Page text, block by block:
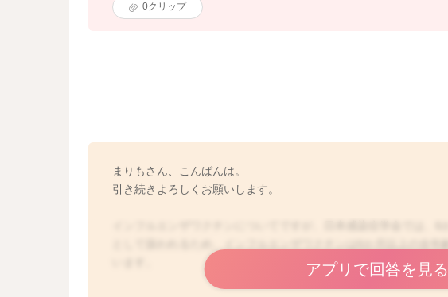
0クリップ
まりもさん、こんばんは。
引き続きよろしくお願いします。
アプリで回答を見る